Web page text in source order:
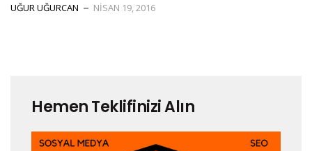
UĞUR UĞURCAN NISAN 19, 2016
Hemen Teklifinizi Alın